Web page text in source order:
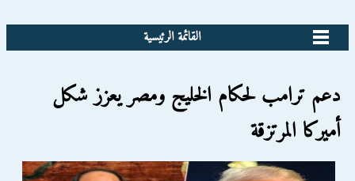
القائمة الرئيسية
دعم ترامب لحكام الخليج ومصر يعزز شكل
أميركا المرتزقة